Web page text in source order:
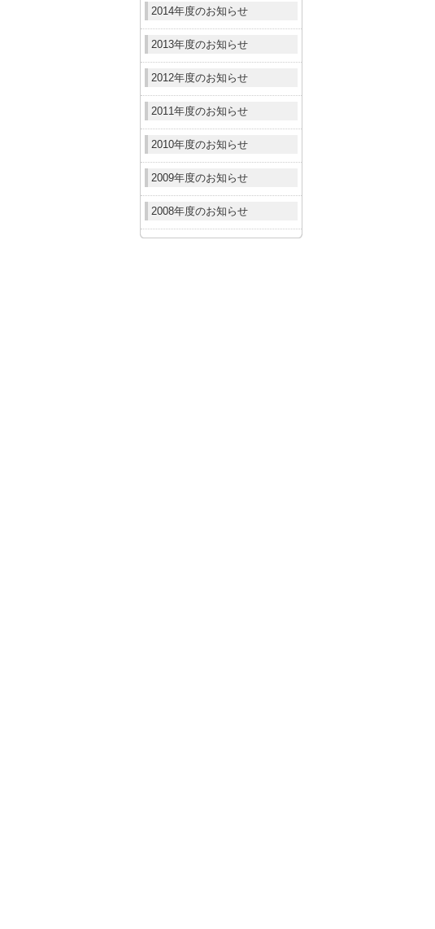
2014年度のお知らせ
2013年度のお知らせ
2012年度のお知らせ
2011年度のお知らせ
2010年度のお知らせ
2009年度のお知らせ
2008年度のお知らせ